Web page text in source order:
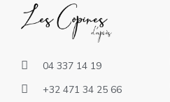
04 337 14 19
+32 471 34 25 66